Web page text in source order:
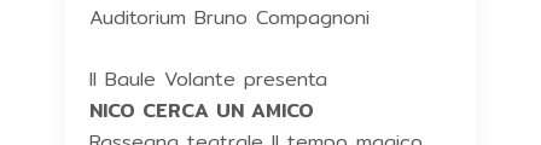
Auditorium Bruno Compagnoni
Il Baule Volante presenta
NICO CERCA UN AMICO